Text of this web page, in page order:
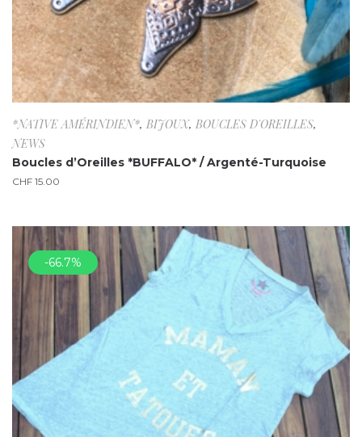
*NATIVE AMÉRINDIEN*, BIJOUX, BOUCLES D'OREILLES,
NEWS
Boucles d’Oreilles *BUFFALO* / Argenté-Turquoise
CHF 15.00
-66.7%